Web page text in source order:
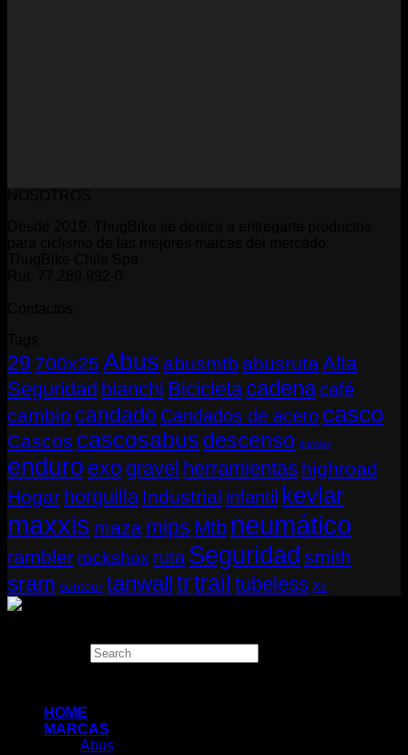
29 700x25 Abus abusmtb abusrutaAlta
Seguridad bianchi Bicicleta cadenacafé
cambio candado Candados de acero casco
Cascos cascosabus descenso durolux
enduro exo gravel herramientas highroad
Hogar horquilla Industrial infantil kevlar
maxxis maza mips Mtb neumático
rambler rockshox ruta Seguridad smith
sram suntour tanwalltrtrail tubeless Xc
HOME
MARCAS
Abus